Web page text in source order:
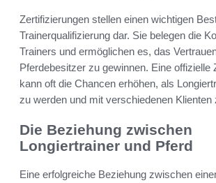
Zertifizierungen stellen einen wichtigen
Trainerqualifizierung dar. Sie belegen die
Trainers und ermöglichen es, das
Pferdebesitzer zu gewinnen. Eine offizielle
kann oft die Chancen erhöhen, als
zu werden und mit verschiedenen Klienten
Die Beziehung zwischen
Longiertrainer und Pferd
Eine erfolgreiche Beziehung zwischen